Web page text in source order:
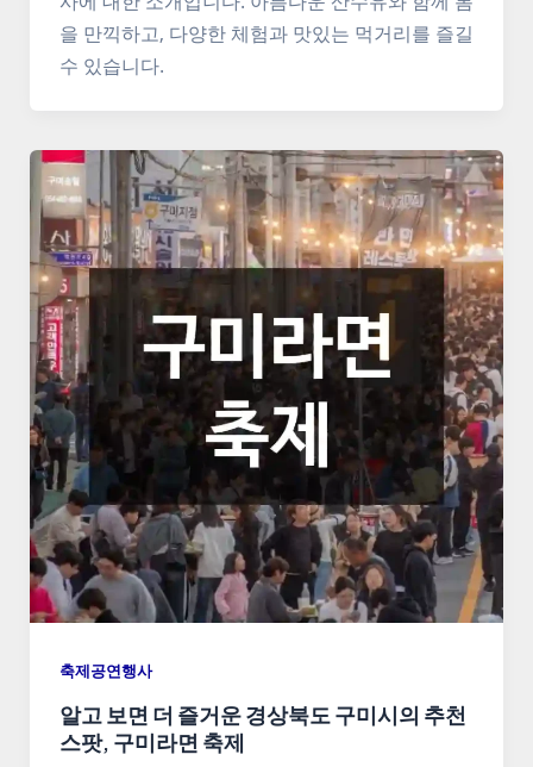
을 만끽하고, 다양한 체험과 맛있는 먹거리를 즐길
수 있습니다.
축제공연행사
알고 보면 더 즐거운 경상북도 구미시의 추천
스팟, 구미라면 축제